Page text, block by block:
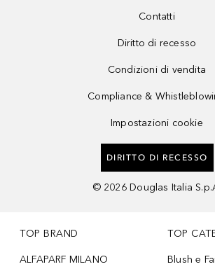
Contatti
Diritto di recesso
Condizioni di vendita
Compliance &
Impostazioni cookie
DIRITTO DI RECESSO
© 2026 Douglas Italia
TOP BRAND
ALFAPARF MILANO
TOP
Blush e